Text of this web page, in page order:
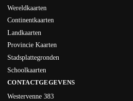
Wereldkaarten
Continentkaarten
Landkaarten
Provincie Kaarten
Stadsplattegronden
Schoolkaarten
CONTACTGEGEVENS
Westervenne 383